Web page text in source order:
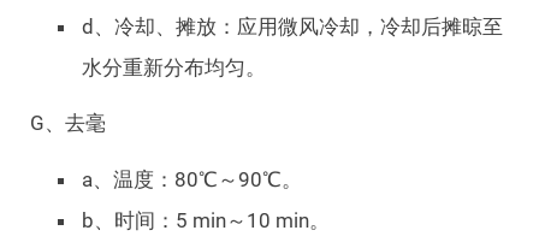
d、冷却、摊放：应用微风冷却，冷却后摊晾至
水分重新分布均匀。
G、去毫
a、温度：80℃～90℃。
b、时间：5 min～10 min。